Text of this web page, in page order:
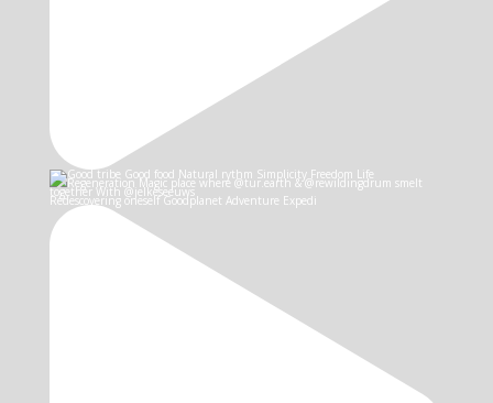
Redescovering oneself Goodplanet Adventure Expedi